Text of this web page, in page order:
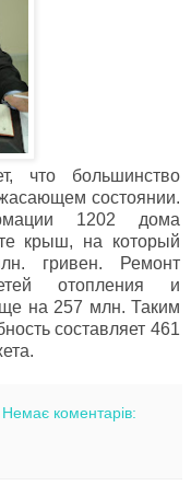
что большинство
состоянии.
1202 дома
крыш, на который
гривен. Ремонт
отопления и
на 257 млн. Таким
составляет 461
Немає коментарів: